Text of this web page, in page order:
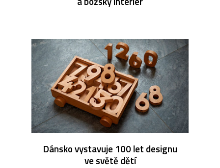
Dánsko vystavuje 100 let designu
ve světě dětí